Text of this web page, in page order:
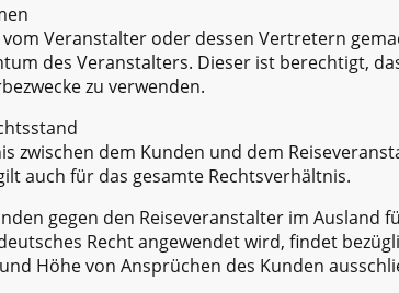
Veranstalter oder dessen Vertretern
des Veranstalters. Dieser ist berechtigt,
zu verwenden.
zwischen dem Kunden und dem
auch für das gesamte Rechtsverhältnis.
gegen den Reiseveranstalter im Ausland
Recht angewendet wird, findet
Höhe von Ansprüchen des Kunden